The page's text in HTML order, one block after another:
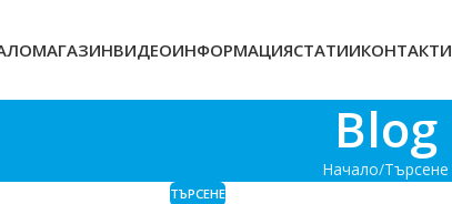
МАГАЗИНВИДЕОИНФОРМАЦИЯСТАТИИКОНТАКТИ
Blog
Начало Търсене
ТЪРСЕНЕ